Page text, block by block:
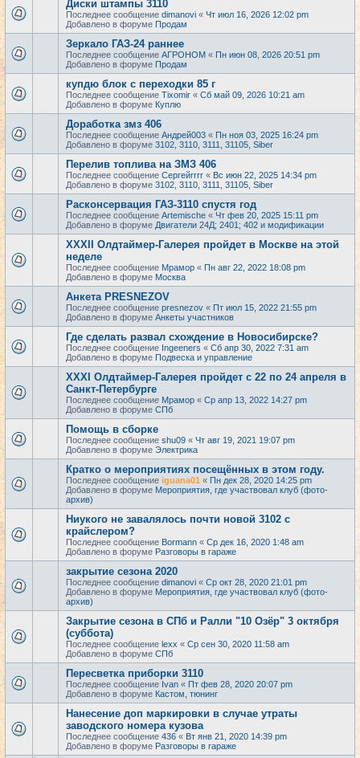
Диски штампы 3110
Последнее сообщение dimanovi « Чт июл 16, 2026 12:02 pm
Добавлено в форуме Продам
Зеркало ГАЗ-24 раннее
Последнее сообщение АГРОНОМ « Пн июн 08, 2026 20:51 pm
Добавлено в форуме Продам
купдю блок с переходки 85 г
Последнее сообщение Tixomir « Сб май 09, 2026 10:21 am
Добавлено в форуме Куплю
Доработка змз 406
Последнее сообщение Андрей003 « Пн ноя 03, 2025 16:24 pm
Добавлено в форуме 3102, 3110, 3111, 31105, Siber
Перелив топлива на ЗМЗ 406
Последнее сообщение Сергейrrrr « Вс июн 22, 2025 14:34 pm
Добавлено в форуме 3102, 3110, 3111, 31105, Siber
Расконсервация ГАЗ-3110 спустя год
Последнее сообщение Artemische « Чт фев 20, 2025 15:11 pm
Добавлено в форуме Двигатели 24Д; 2401; 402 и модификации
XXXII Олдтаймер-Галерея пройдет в Москве на этой
неделе
Последнее сообщение Мрамор « Пн авг 22, 2022 18:08 pm
Добавлено в форуме Москва
Анкета PRESNEZOV
Последнее сообщение presnezov « Пт июл 15, 2022 21:55 pm
Добавлено в форуме Анкеты участников
Где сделать развал схождение в Новосибирске?
Последнее сообщение Ingeeners « Сб апр 30, 2022 7:31 am
Добавлено в форуме Подвеска и управление
XXXI Олдтаймер-Галерея пройдет с 22 по 24 апреля в
Санкт-Петербурге
Последнее сообщение Мрамор « Ср апр 13, 2022 14:27 pm
Добавлено в форуме СПб
Помощь в сборке
Последнее сообщение shu09 « Чт авг 19, 2021 19:07 pm
Добавлено в форуме Электрика
Кратко о мероприятиях посещённых в этом году.
Последнее сообщение iguana01 « Пн дек 28, 2020 14:25 pm
Добавлено в форуме Мероприятия, где участвовал клуб (фото-
архив)
Ниукого не завалялось почти новой 3102 с
крайслером?
Последнее сообщение Bormann « Ср дек 16, 2020 1:48 am
Добавлено в форуме Разговоры в гараже
закрытие сезона 2020
Последнее сообщение dimanovi « Ср окт 28, 2020 21:01 pm
Добавлено в форуме Мероприятия, где участвовал клуб (фото-
архив)
Закрытие сезона в СПб и Ралли "10 Озёр" 3 октября
(суббота)
Последнее сообщение lexx « Ср сен 30, 2020 11:58 am
Добавлено в форуме СПб
Пересветка приборки 3110
Последнее сообщение Ivan « Пт фев 28, 2020 20:07 pm
Добавлено в форуме Кастом, тюнинг
Нанесение доп маркировки в случае утраты
заводского номера кузова
Последнее сообщение 436 « Вт янв 21, 2020 14:39 pm
Добавлено в форуме Разговоры в гараже